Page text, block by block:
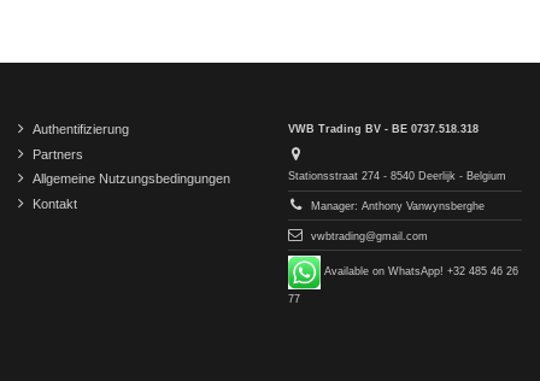
Authentifizierung
Partners
Allgemeine Nutzungsbedingungen
Kontakt
VWB Trading BV - BE 0737.518.318
Stationsstraat 274 - 8540 Deerlijk - Belgium
Manager: Anthony Vanwynsberghe
vwbtrading@gmail.com
Available on WhatsApp! +32 485 46 26
77